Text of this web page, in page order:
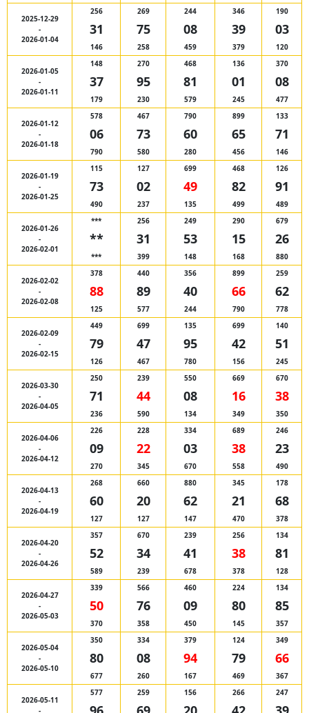
2025-12-29
-
2026-01-04
256
31
146
269
75
258
244
08
459
346
39
379
190
03
120
2026-01-05
-
2026-01-11
148
37
179
270
95
230
468
81
579
136
01
245
370
08
477
2026-01-12
-
2026-01-18
578
06
790
467
73
580
790
60
280
899
65
456
133
71
146
2026-01-19
-
2026-01-25
115
73
490
127
02
237
699
49
135
468
82
499
126
91
489
2026-01-26
-
2026-02-01
***
**
***
256
31
399
249
53
148
290
15
168
679
26
880
2026-02-02
-
2026-02-08
378
88
125
440
89
577
356
40
244
899
66
790
259
62
778
2026-02-09
-
2026-02-15
449
79
126
699
47
467
135
95
780
699
42
156
140
51
245
2026-03-30
-
2026-04-05
250
71
236
239
44
590
550
08
134
669
16
349
670
38
350
2026-04-06
-
2026-04-12
226
09
270
228
22
345
334
03
670
689
38
558
246
23
490
2026-04-13
-
2026-04-19
268
60
127
660
20
127
880
62
147
345
21
470
178
68
378
2026-04-20
-
2026-04-26
357
52
589
670
34
239
239
41
678
256
38
378
134
81
128
2026-04-27
-
2026-05-03
339
50
370
566
76
358
460
09
450
224
80
145
134
85
357
2026-05-04
-
2026-05-10
350
80
677
334
08
260
379
94
167
124
79
469
349
66
367
2026-05-11
-
577 259 156 266 247